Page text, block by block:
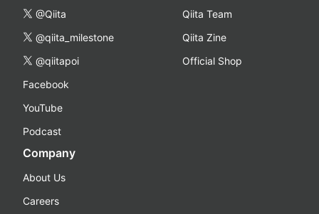
@Qiita
@qiita_milestone
@qiitapoi
Facebook
YouTube
Podcast
Qiita Team
Qiita Zine
Official Shop
Company
About Us
Careers